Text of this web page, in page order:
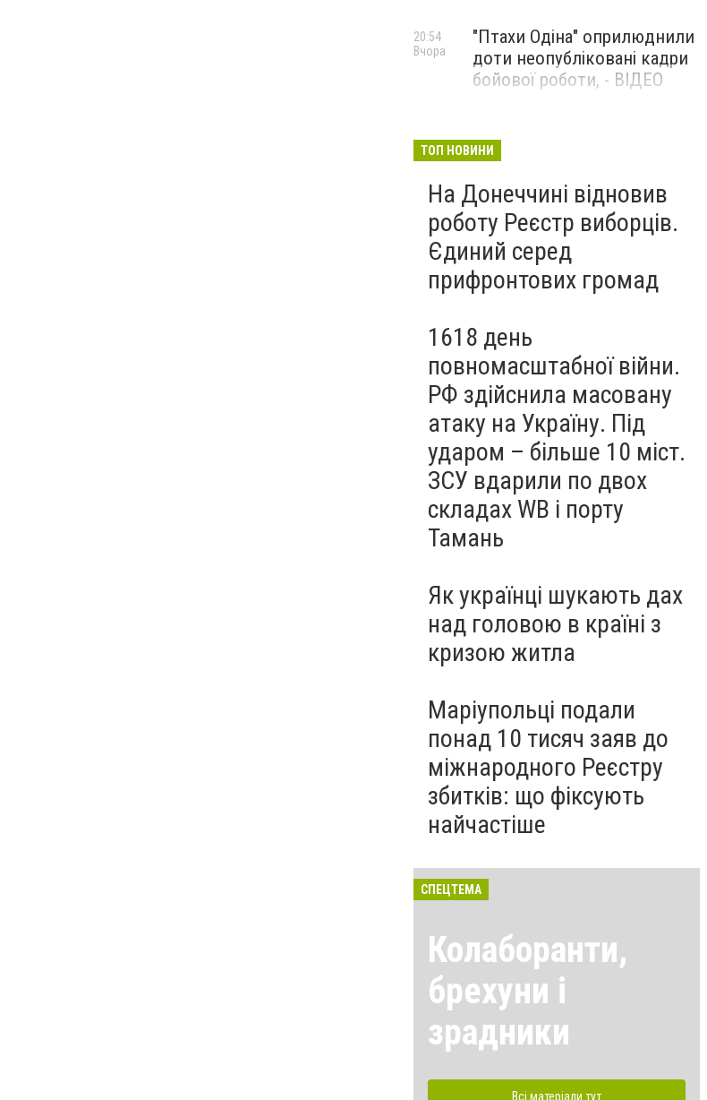
"Птахи Одіна" оприлюднили
доти неопубліковані кадри
бойової роботи, - ВІДЕО
20:54
Вчора
Бєдняков зіграє тата
новому українському
фільмі, - ФОТО
Вчора
ТОП НОВИНИ
На Донеччині відновив
роботу Реєстр виборців.
Єдиний серед
прифронтових громад
1618 день
повномасштабної війни.
РФ здійснила масовану
атаку на Україну. Під
ударом – більше 10 міст.
ЗСУ вдарили по двох
складах WB і порту
Тамань
Як українці шукають дах
над головою в країні з
кризою житла
Маріупольці подали
понад 10 тисяч заяв до
міжнародного Реєстру
збитків: що фіксують
найчастіше
СПЕЦТЕМА
Колаборанти,
брехуни і
зрадники
Всі матеріали тут